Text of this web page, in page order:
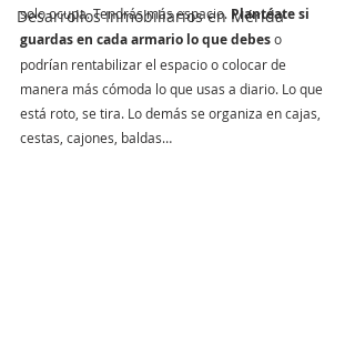
Desarrollos Inmobiliarios en Mérida
solo ocupa. Tendrás más espacio. Plantéate si
guardas en cada armario lo que debes o
podrían rentabilizar el espacio o colocar de
manera más cómoda lo que usas a diario. Lo que
está roto, se tira. Lo demás se organiza en cajas,
cestas, cajones, baldas…